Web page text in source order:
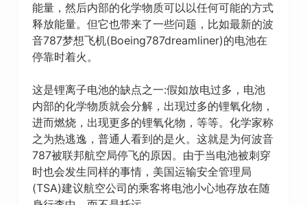
能量，然后内部的化学物质可以以任何可能的方式
释放能量。但它也带来了一些问题，比如最新的波
音787梦想飞机(Boeing787dreamliner)的电池在
停靠时着火。
这是锂离子电池的缺点之一:假如放电过多，电池
内部的化学物质就会分解，出现过多的锂氧化物，
进而燃烧，出现更多的锂氧化物，等等。化学家称
之为热逃逸，普通人看到的是火。这就是为何波音
787被联邦航空局停飞的原因。由于当电池被刺穿
时也会发生同样的事情，美国运输安全管理局
(TSA)建议航空公司的乘客将电池小心地存放在随